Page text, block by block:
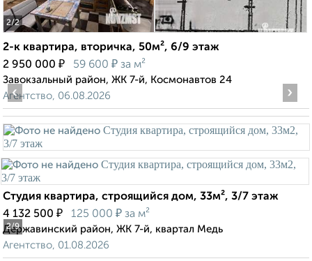
2/2
2-к квартира, вторичка, 50м², 6/9 этаж
2 950 000 ₽ 59 600 ₽ за м²
Завокзальный район, ЖК 7-й, Космонавтов 24
Агентство, 06.08.2026
2/9
‹ ›
Студия квартира, строящийся дом, 33м², 3/7 этаж
4 132 500 ₽ 125 000 ₽ за м²
Державинский район, ЖК 7-й, квартал Медь
Агентство, 01.08.2026